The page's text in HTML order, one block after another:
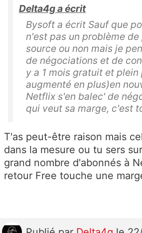
Delta4g a écrit
Bysoft a écrit Sauf que
n'est pas un problème de
source ou non mais je
de négociations et de
y a 1 mois gratuit et plein
augmenté en plus)en
Netflix s'en balec' de
qui veut sa marge, c'est
T'as peut-être raison mais
dans la mesure ou tu sers
grand nombre d'abonnés à
retour Free touche une